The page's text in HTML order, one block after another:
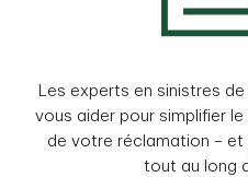
Les experts en sinistres
vous aider pour simplifier
de votre réclamation –
tout au long